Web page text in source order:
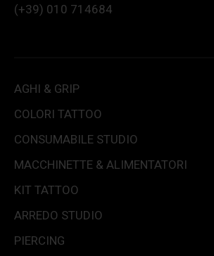
(+39) 010 714684
AGHI & GRIP
COLORI TATTOO
CONSUMABILE STUDIO
MACCHINETTE & ALIMENTATORI
KIT TATTOO
ARREDO STUDIO
PIERCING